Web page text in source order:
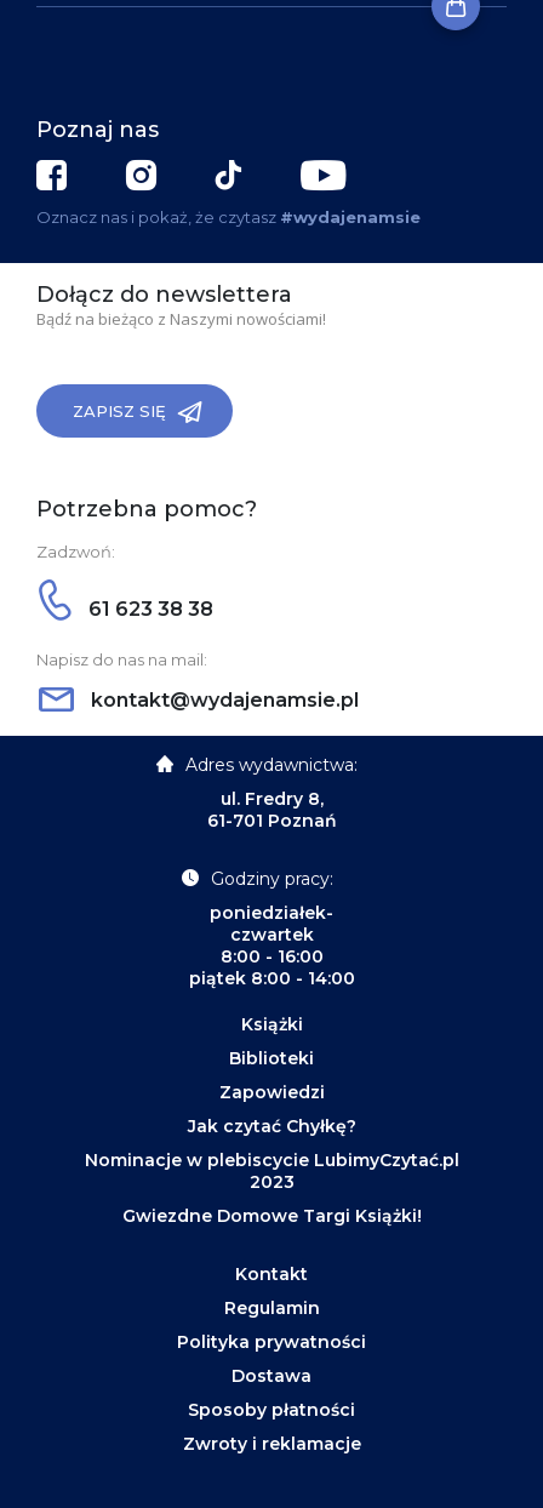
Poznaj nas
Oznacz nas i pokaż, że czytasz #wydajenamsie
Dołącz do newslettera
Bądź na bieżąco z Naszymi nowościami!
ZAPISZ SIĘ
Potrzebna pomoc?
Zadzwoń:
61 623 38 38
Napisz do nas na mail:
kontakt@wydajenamsie.pl
Adres wydawnictwa:
ul. Fredry 8,
61-701 Poznań
Godziny pracy:
poniedziałek-
czwartek
8:00 - 16:00
piątek 8:00 - 14:00
Książki
Biblioteki
Zapowiedzi
Jak czytać Chyłkę?
Nominacje w plebiscycie LubimyCzytać.pl
2023
Gwiezdne Domowe Targi Książki!
Kontakt
Regulamin
Polityka prywatności
Dostawa
Sposoby płatności
Zwroty i reklamacje